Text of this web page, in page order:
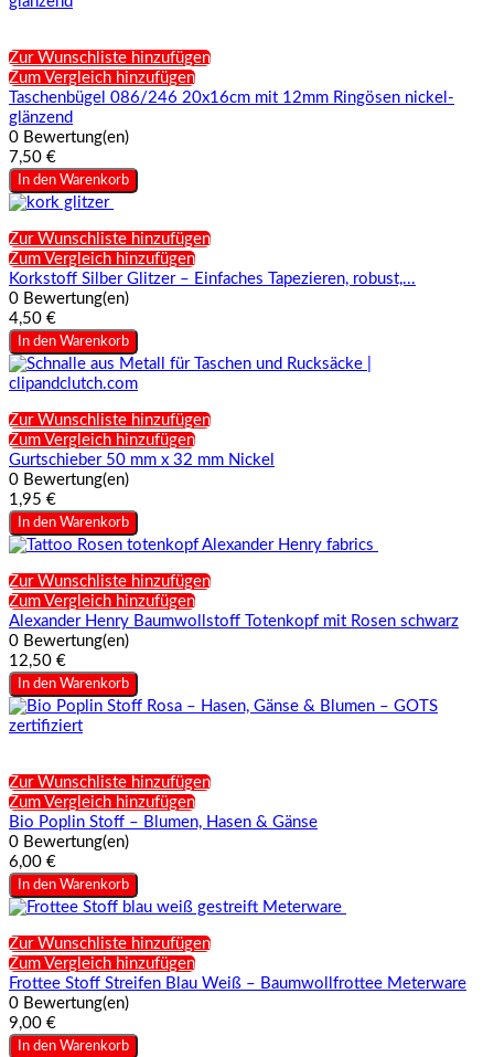
Zur Wunschliste hinzufügen
Zum Vergleich hinzufügen
Taschenbügel 086/246 20x16cm mit 12mm Ringösen nickel-
glänzend
0 Bewertung(en)
7,50 €
In den Warenkorb
Zur Wunschliste hinzufügen
Zum Vergleich hinzufügen
Korkstoff Silber Glitzer – Einfaches Tapezieren, robust,...
0 Bewertung(en)
4,50 €
In den Warenkorb
Zur Wunschliste hinzufügen
Zum Vergleich hinzufügen
Gurtschieber 50 mm x 32 mm Nickel
0 Bewertung(en)
1,95 €
In den Warenkorb
Zur Wunschliste hinzufügen
Zum Vergleich hinzufügen
Alexander Henry Baumwollstoff Totenkopf mit Rosen schwarz
0 Bewertung(en)
12,50 €
In den Warenkorb
Zur Wunschliste hinzufügen
Zum Vergleich hinzufügen
Bio Poplin Stoff – Blumen, Hasen & Gänse
0 Bewertung(en)
6,00 €
In den Warenkorb
Zur Wunschliste hinzufügen
Zum Vergleich hinzufügen
Frottee Stoff Streifen Blau Weiß – Baumwollfrottee Meterware
0 Bewertung(en)
9,00 €
In den Warenkorb